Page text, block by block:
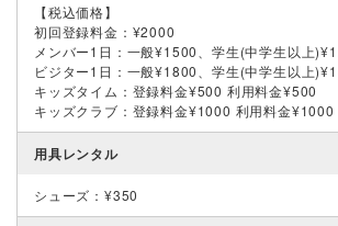
【税込価格】
初回登録料金：¥2000
メンバー1日：一般¥1500、学生(中学生以上
ビジター1日：一般¥1800、学生(中学生以上
キッズタイム：登録料金¥500 利用料金¥500
キッズクラブ：登録料金¥1000 利用料金¥1000
用具レンタル
シューズ：¥350